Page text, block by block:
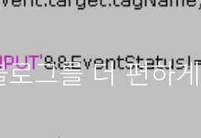
그를 더 편하게